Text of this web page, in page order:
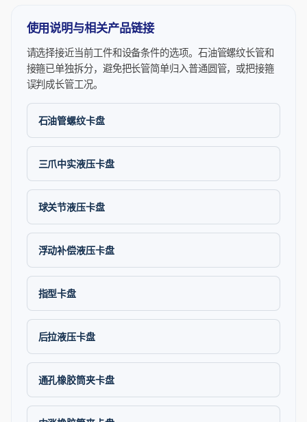
使用说明与相关产品链接
请选择接近当前工件和设备条件的选项。石油管螺纹长管和
接箍已单独拆分，避免把长管简单归入普通圆管，或把接箍
误判成长管工况。
石油管螺纹卡盘
三爪中实液压卡盘
球关节液压卡盘
浮动补偿液压卡盘
指型卡盘
后拉液压卡盘
通孔橡胶筒夹卡盘